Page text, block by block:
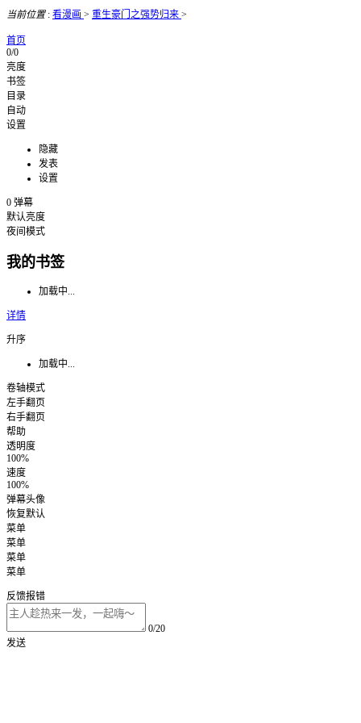
当前位置: 看漫画 > 重生豪门之强势归来 >
首页
0/0
亮度
书签
目录
自动
设置
隐藏
发表
设置
0 弹幕
默认亮度
夜间模式
我的书签
加载中...
详情
升序
加载中...
卷轴模式
左手翻页
右手翻页
帮助
透明度
100%
速度
100%
弹幕头像
恢复默认
菜单
菜单
菜单
菜单
反馈报错
0/20
发送